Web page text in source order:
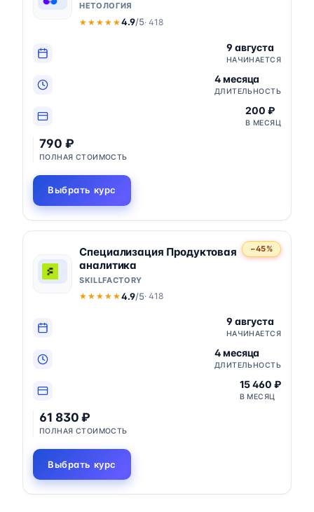
НЕТОЛОГИЯ
★★★★★
★★★★★4.9/5· 418
9 августа
НАЧИНАЕТСЯ
4 месяца
ДЛИТЕЛЬНОСТЬ
200 ₽
В МЕСЯЦ
790 ₽
ПОЛНАЯ СТОИМОСТЬ
Выбрать курс
−45%
Специализация Продуктовая
аналитика
SKILLFACTORY
★★★★★
★★★★★4.9/5· 418
9 августа
НАЧИНАЕТСЯ
4 месяца
ДЛИТЕЛЬНОСТЬ
15 460 ₽
В МЕСЯЦ
61 830 ₽
ПОЛНАЯ СТОИМОСТЬ
Выбрать курс